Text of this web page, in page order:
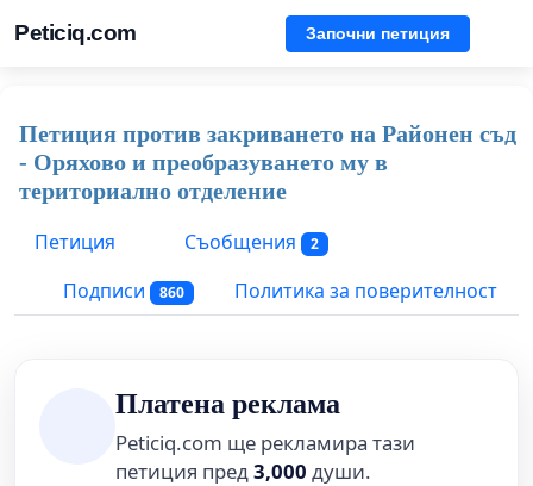
Peticiq.com Започни петиция
Петиция против закриването на Районен съд
- Оряхово и преобразуването му в
териториално отделение
Петиция
Съобщения 2
Подписи 860 Политика за поверителност
Платена реклама
Peticiq.com ще рекламира тази
петиция пред3,000 души.